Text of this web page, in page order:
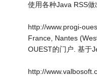
使用各种Java RSS
http://www.progi-
France, Nantes
OUEST的门户. 基于
http://